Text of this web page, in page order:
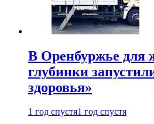
В Оренбуржье для
глубинки
здоровья»
1 год спустя1 год спустя